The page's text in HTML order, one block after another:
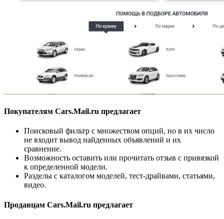
Покупателям Cars.Mail.ru предлагает
Поисковый фильтр с множеством опций, но в их число
не входит вывод найденных объявлений и их
сравнение.
Возможность оставить или прочитать отзыв с привязкой
к определенной модели.
Разделы с каталогом моделей, тест-драйвами, статьями,
видео.
Продавцам Cars.Mail.ru предлагает